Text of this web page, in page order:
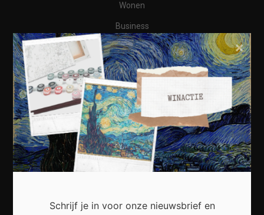
Wonen
Business
Financieel
Varia
Meest recent
wordt voor Nederlandse huishoudens
Schrijf je in voor onze nieuwsbrief en
×